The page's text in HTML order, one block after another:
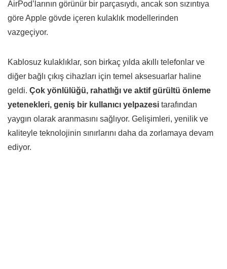
AirPod’larının görünür bir parçasıydı, ancak son sızıntıya
göre Apple gövde içeren kulaklık modellerinden
vazgeçiyor.
Kablosuz kulaklıklar, son birkaç yılda akıllı telefonlar ve
diğer bağlı çıkış cihazları için temel aksesuarlar haline
geldi. Çok yönlülüğü, rahatlığı ve aktif gürültü önleme
yetenekleri, geniş bir kullanıcı yelpazesi tarafından
yaygın olarak aranmasını sağlıyor. Gelişimleri, yenilik ve
kaliteyle teknolojinin sınırlarını daha da zorlamaya devam
ediyor.